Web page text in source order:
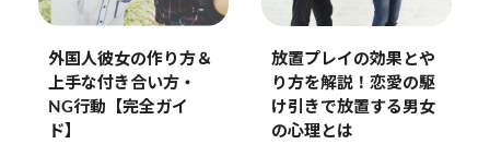
外国人彼女の作り方＆
上手な付き合い方・
NG行動【完全ガイ
ド】
放置プレイの効果とや
り方を解説！恋愛の駆
け引きで放置する男女
の心理とは